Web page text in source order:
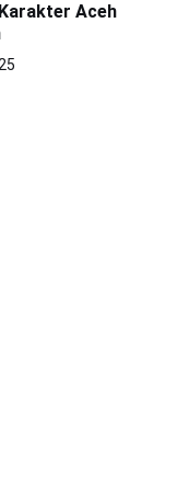
Aceh